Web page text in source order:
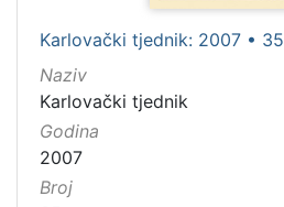
Karlovački tjednik: 2007 • 35
Naziv
Karlovački tjednik
Godina
2007
Broj